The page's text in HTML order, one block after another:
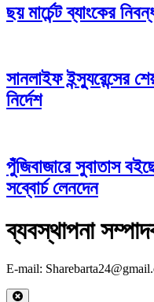
ছয় মার্চেন্ট ব্যাংকের
সানলাইফ ইন্স্যুরেন্সের
নির্দেশ
পুঁজিবাজারে সুবাতাস
সব্বোর্চ লেনদেন
ব্যবস্থাপনা
E-mail: